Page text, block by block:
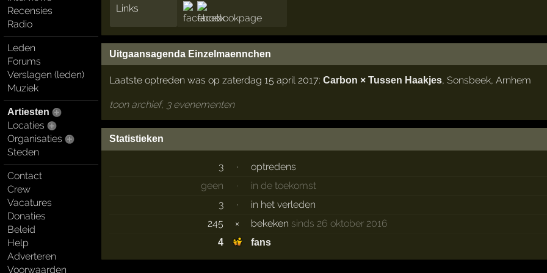
Recensies
Radio
Leden
Forums
Verslagen (leden)
Muziek
Artiesten
Locaties
Organisaties
Steden
Contact
Crew
Vacatures
Donaties
Beleid
Help
Adverteren
Voorwaarden
Links
Uitgaansagenda Einzelmaennchen
Laatste optreden was op zaterdag 15 april 2017: Carbon × Tussen Haakjes, Sonsbeek, Arnhem
toon archief, 3 evenementen
Statistieken
3 ·
optredens
geen
·
in de toekomst
3
·
in het verleden
245
× bekeken sinds 26 oktober 2016
4 fans